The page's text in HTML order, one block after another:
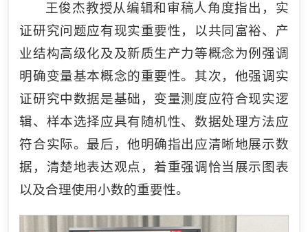
王俊杰教授从编辑和审稿人角度指出，实
证研究问题应有现实重要性，以共同富裕、产
业结构高级化及及新质生产力等概念为例强调
明确变量基本概念的重要性。其次，他强调实
证研究中数据是基础，变量测度应符合现实逻
辑、样本选择应具有随机性、数据处理方法应
符合实际。最后，他明确指出应清晰地展示数
据，清楚地表达观点，着重强调恰当展示图表
以及合理使用小数的重要性。